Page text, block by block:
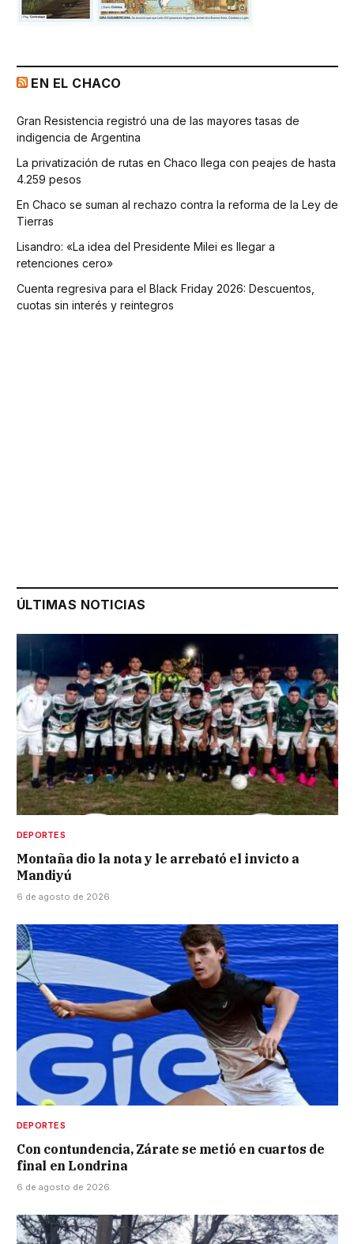
EN EL CHACO
Gran Resistencia registró una de las mayores tasas de
indigencia de Argentina
La privatización de rutas en Chaco llega con peajes de hasta
4.259 pesos
En Chaco se suman al rechazo contra la reforma de la Ley de
Tierras
Lisandro: «La idea del Presidente Milei es llegar a
retenciones cero»
Cuenta regresiva para el Black Friday 2026: Descuentos,
cuotas sin interés y reintegros
ÚLTIMAS NOTICIAS
DEPORTES
Montaña dio la nota y le arrebató el invicto a
Mandiyú
6 de agosto de 2026
DEPORTES
Con contundencia, Zárate se metió en cuartos de
final en Londrina
6 de agosto de 2026